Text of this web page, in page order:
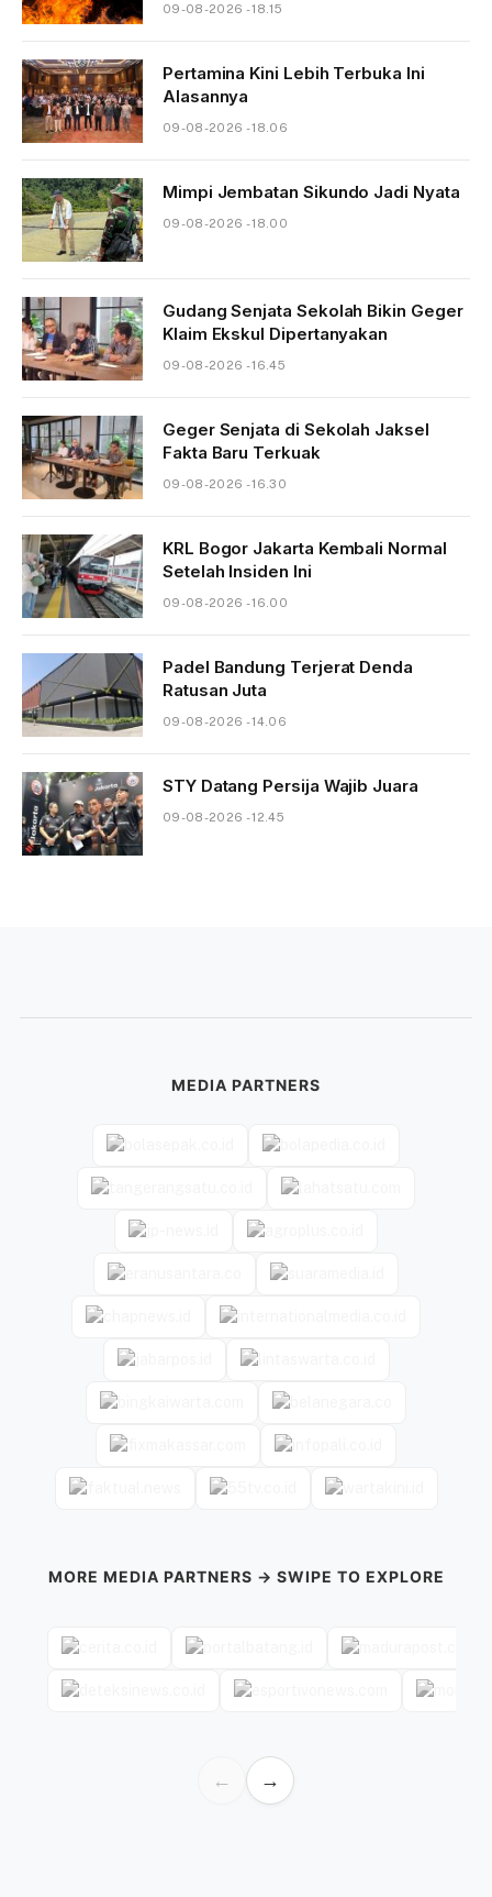
09-08-2026 - 18.15
Pertamina Kini Lebih Terbuka Ini
Alasannya
09-08-2026 - 18.06
Mimpi Jembatan Sikundo Jadi Nyata
09-08-2026 - 18.00
Gudang Senjata Sekolah Bikin Geger
Klaim Ekskul Dipertanyakan
09-08-2026 - 16.45
Geger Senjata di Sekolah Jaksel
Fakta Baru Terkuak
09-08-2026 - 16.30
KRL Bogor Jakarta Kembali Normal
Setelah Insiden Ini
09-08-2026 - 16.00
Padel Bandung Terjerat Denda
Ratusan Juta
09-08-2026 - 14.06
STY Datang Persija Wajib Juara
09-08-2026 - 12.45
MEDIA PARTNERS
MORE MEDIA PARTNERS → SWIPE TO EXPLORE
← →